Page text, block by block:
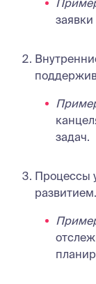
заявки
задач.
Процессы
развитием.